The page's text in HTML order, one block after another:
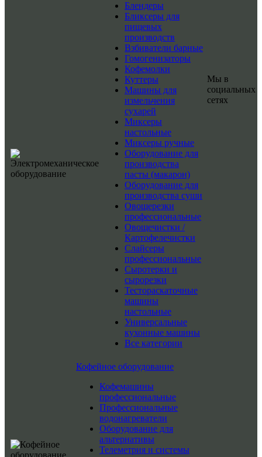
Блендеры
Бликсеры для
пищевых
производств
Взбиватели барные
Гомогенизаторы
Кофемолки
Куттеры
Машины для
измельчения
сухарей
Миксеры
настольные
Миксеры ручные
Оборудование для
производства
пасты (макарон)
Оборудование для
производства суши
Овощерезки
профессиональные
Овощечистки /
Картофелечистки
Слайсеры
профессиональные
Сыротерки и
сырорезки
Тестораскаточные
машины
настольные
Универсальные
кухонные машины
Все категории
Кофейное оборудование
Кофемашины
профессиональные
Профессиональные
водонагреватели
Оборудование для
альтернативы
Телеметрия и системы
Мы в
социальных
сетях